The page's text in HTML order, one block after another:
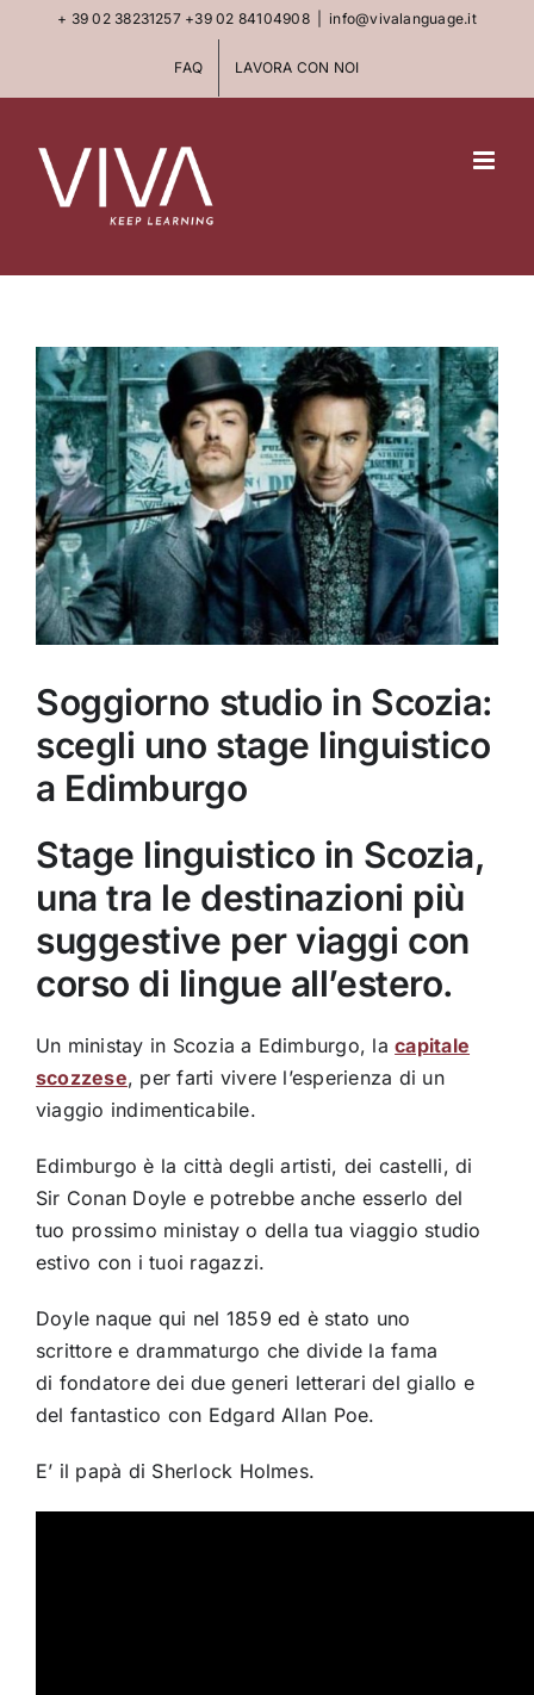
+ 39 02 38231257 +39 02 84104908 info@vivalanguage.it
FAQ LAVORA CON NOI
View
Larger
Image
Soggiorno studio in Scozia:
scegli uno stage linguistico
a Edimburgo
Stage linguistico in Scozia,
una tra le destinazioni più
suggestive per viaggi con
corso di lingue all’estero.
Un ministay in Scozia a Edimburgo, lacapitale
scozzese, per farti vivere l’esperienza di un
viaggio indimenticabile.
Edimburgo è la città degli artisti, dei castelli, di
Sir Conan Doyle e potrebbe anche esserlo del
tuo prossimo ministay o della tua viaggio studio
estivo con i tuoi ragazzi.
Doyle naque qui nel 1859 ed è stato uno
scrittore e drammaturgo che divide la fama
di fondatore dei due generi letterari del giallo e
del fantastico con Edgard Allan Poe.
E’ il papà di Sherlock Holmes.